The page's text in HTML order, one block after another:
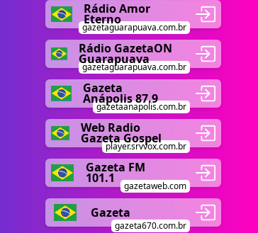
Rádio Amor
Eterno
gazetaguarapuava.com.br
Rádio GazetaON
Guarapuava
gazetaguarapuava.com.br
Gazeta
Anápolis 87.9
gazetaanapolis.com.br
Web Radio
Gazeta Gospel
player.srvvox.com.br
Gazeta FM
101.1
gazetaweb.com
Gazeta
gazeta670.com.br